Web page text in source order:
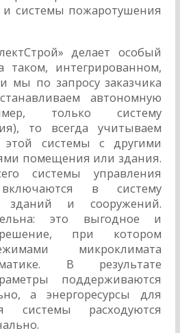
и системы пожаротушения
делает особый
интегрированном,
мы по запросу заказчика
автономную
только систему
то всегда учитываем
этой системы с другими
помещения или здания.
системы управления
в систему
зданий и сооружений.
это выгодное и
решение, при котором
микроклимата
В результате
поддерживаются
а энергоресурсы для
системы расходуются